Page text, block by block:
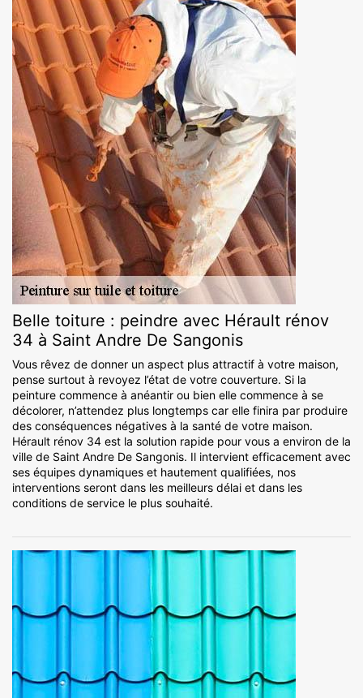
Belle toiture : peindre avec Hérault rénov
34 à Saint Andre De Sangonis
Vous rêvez de donner un aspect plus attractif à votre maison,
pense surtout à revoyez l’état de votre couverture. Si la
peinture commence à anéantir ou bien elle commence à se
décolorer, n’attendez plus longtemps car elle finira par produire
des conséquences négatives à la santé de votre maison.
Hérault rénov 34 est la solution rapide pour vous a environ de la
ville de Saint Andre De Sangonis. Il intervient efficacement avec
ses équipes dynamiques et hautement qualifiées, nos
interventions seront dans les meilleurs délai et dans les
conditions de service le plus souhaité.